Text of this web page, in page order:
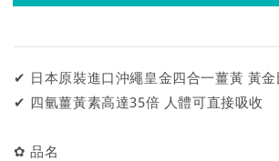
✔ 日本原裝進口沖繩皇金四合一薑黃 黃
✔ 四氫薑黃素高達35倍 人體可直接吸收
✿ 品名